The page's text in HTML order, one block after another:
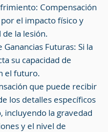
Compensación
el impacto físico y
la lesión.
Ganancias Futuras: Si la
su capacidad de
el futuro.
que puede recibir
los detalles específicos
incluyendo la gravedad
y el nivel de